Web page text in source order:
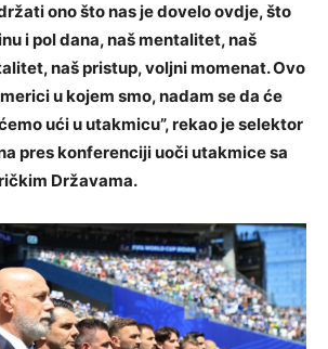
ono što nas je dovelo ovdje, što
i pol dana, naš mentalitet, naš
naš pristup, voljni momenat. Ovo
u kojem smo, nadam se da će
ući u utakmicu”, rekao je selektor
pres konferenciji uoči utakmice sa
Državama.